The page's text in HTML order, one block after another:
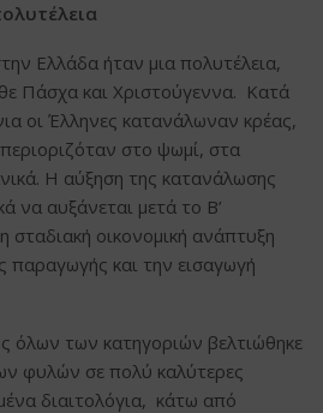
Ελλάδα ήταν μια πολυτέλεια,
Πάσχα και Χριστούγεννα. Κατά
οι Έλληνες κατανάλωναν κρέας,
στο ψωμί, στα
Η αύξηση της κατανάλωσης
να αυξάνεται μετά το Β’
σταδιακή οικονομική ανάπτυξη
παραγωγής και την εισαγωγή
όλων των κατηγοριών βελτιώθηκε
φυλών σε πολύ καλύτερες
διαιτολόγια, κάτω από